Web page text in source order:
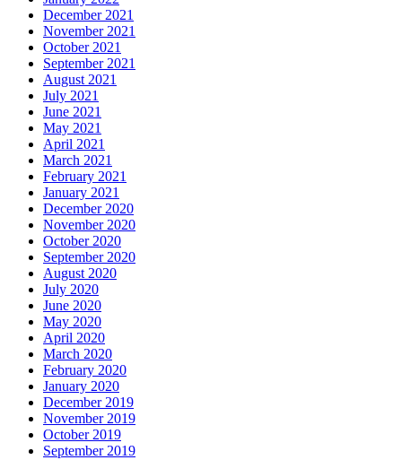
December 2021
November 2021
October 2021
September 2021
August 2021
July 2021
June 2021
May 2021
April 2021
March 2021
February 2021
January 2021
December 2020
November 2020
October 2020
September 2020
August 2020
July 2020
June 2020
May 2020
April 2020
March 2020
February 2020
January 2020
December 2019
November 2019
October 2019
September 2019